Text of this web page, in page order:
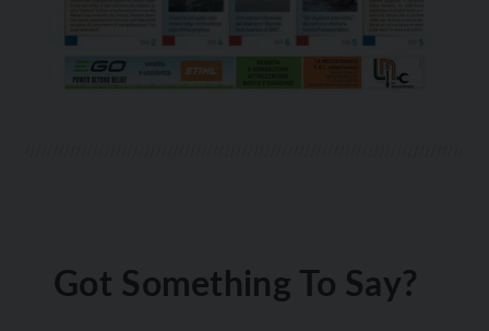
Got Something To Say?